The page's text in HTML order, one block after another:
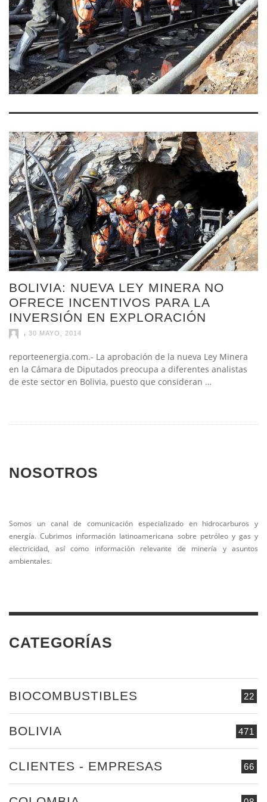
BOLIVIA: NUEVA LEY MINERA NO
OFRECE INCENTIVOS PARA LA
INVERSIÓN EN EXPLORACIÓN
, 30 MAYO, 2014
reporteenergia.com.- La aprobación de la nueva Ley Minera
en la Cámara de Diputados preocupa a diferentes analistas
de este sector en Bolivia, puesto que consideran …
NOSOTROS
Somos un canal de comunicación especializado en hidrocarburos y
energía. Cubrimos información latinoamericana sobre petróleo y gas y
electricidad, así como información relevante de minería y asuntos
ambientales.
CATEGORÍAS
22
BIOCOMBUSTIBLES
471
BOLIVIA
66
CLIENTES - EMPRESAS